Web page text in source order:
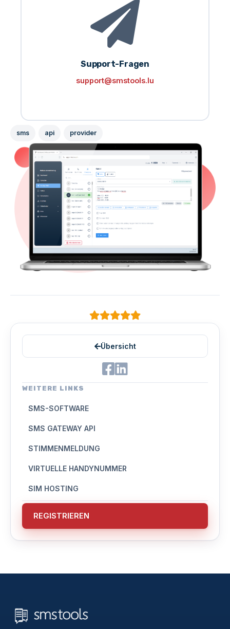
Support-Fragen
support@smstools.lu
sms api provider
Übersicht
WEITERE LINKS
SMS-SOFTWARE
SMS GATEWAY API
STIMMENMELDUNG
VIRTUELLE HANDYNUMMER
SIM HOSTING
REGISTRIEREN